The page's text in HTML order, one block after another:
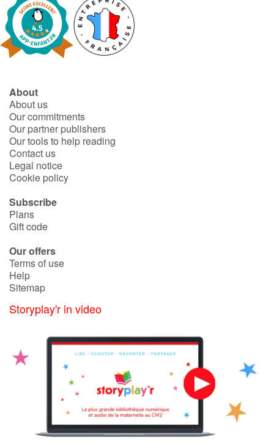
About
About us
Our commitments
Our partner publishers
Our tools to help reading
Contact us
Legal notice
Cookie policy
Subscribe
Plans
Gift code
Our offers
Terms of use
Help
Sitemap
Storyplay'r in video